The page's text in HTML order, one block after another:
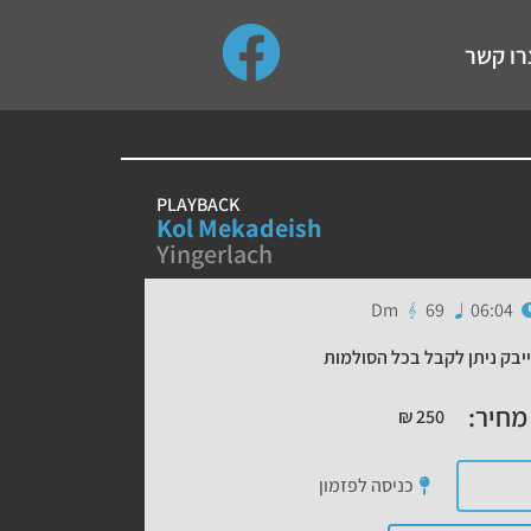
up and down arrows to review and enter to go to the
קשר
PLAYBACK
Kol Mekadeish
Yingerlach
06:04
69
Dm
ניתן לקבל בכל הסולמות
מחיר: ₪250
כניסה לפזמון